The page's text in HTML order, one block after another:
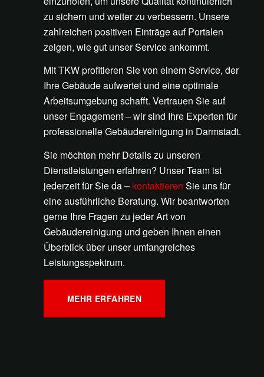
zu sichern und weiter zu verbessern. Unsere
zahlreichen positiven Einträge auf Portalen
zeigen, wie gut unser Service ankommt.
Mit TKW profitieren Sie von einem Service, der
Ihre Gebäude aufwertet und eine optimale
Arbeitsumgebung schafft. Vertrauen Sie auf
unser Engagement – wir sind Ihre Experten für
professionelle Gebäudereinigung in Darmstadt.
Sie möchten mehr Details zu unseren
Dienstleistungen erfahren? Unser Team ist
jederzeit für Sie da – kontaktieren Sie uns für
eine ausführliche Beratung. Wir beantworten
gerne Ihre Fragen zu jeder Art von
Gebäudereinigung und geben Ihnen einen
Überblick über unser umfangreiches
Leistungsspektrum.
MEHR ERFAHREN